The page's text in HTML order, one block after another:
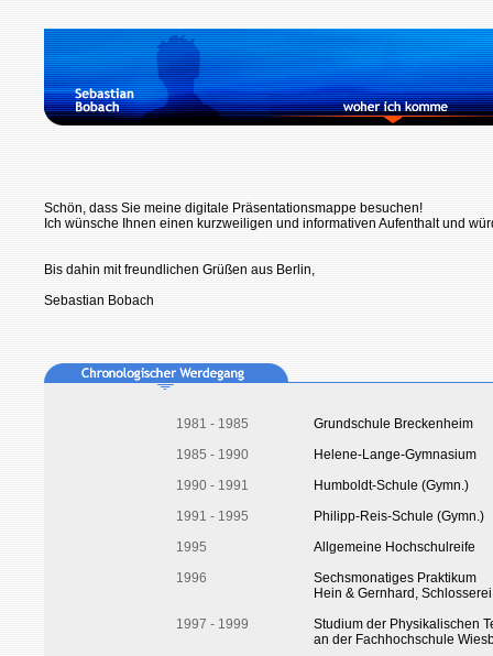
Schön, dass Sie meine digitale Präsentationsmappe besuchen!
Ich wünsche Ihnen einen kurzweiligen und informativen Aufenthalt und
Bis dahin mit freundlichen Grüßen aus Berlin,
Sebastian Bobach
1981 - 1985
Grundschule Breckenheim
1985 - 1990
Helene-Lange-Gymnasium
1990 - 1991
Humboldt-Schule (Gymn.)
1991 - 1995
Philipp-Reis-Schule (Gymn.)
1995
Allgemeine Hochschulreife
1996
Sechsmonatiges Praktikum
Hein & Gernhard, Schlosserei
1997 - 1999
Studium der Physikalischen
an der Fachhochschule